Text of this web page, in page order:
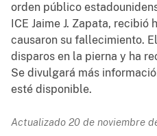
orden público
ICE Jaime J. Zapata,
causaron su fallecimiento.
disparos en la pierna y ha
Se divulgará más
esté disponible.
Actualizado 20 de noviembre